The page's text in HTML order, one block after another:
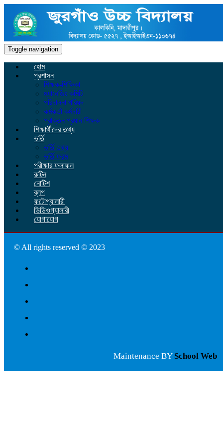
Toggle navigation
হোম
প্রশাসন
শিক্ষক-শিক্ষিকা
ম্যানেজিং কমিটি
পরিচালনা পরিষদ
কর্মকর্তা কর্মচারী
প্রাক্তন প্রধান শিক্ষক
শিক্ষার্থীদের তথ্য
ভর্তি
ভর্তি তথ্য
ভর্তি ফরম
পরীক্ষার ফলাফল
রুটিন
নোটিশ
ব্লগ
ফটোগ্যালারী
ভিডিওগ্যালারী
যোগাযোগ
© All rights reserved © 2023
Maintenance BY School Web